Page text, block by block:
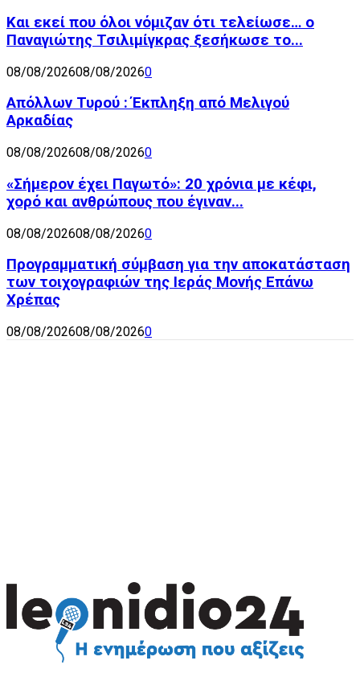
Και εκεί που όλοι νόμιζαν ότι τελείωσε… ο
Παναγιώτης Τσιλιμίγκρας ξεσήκωσε το...
08/08/202608/08/20260
Απόλλων Τυρού : Έκπληξη από Μελιγού
Αρκαδίας
08/08/202608/08/20260
«Σήμερον έχει Παγωτό»: 20 χρόνια με κέφι,
χορό και ανθρώπους που έγιναν...
08/08/202608/08/20260
Προγραμματική σύμβαση για την αποκατάσταση
των τοιχογραφιών της Ιεράς Μονής Επάνω
Χρέπας
08/08/202608/08/20260